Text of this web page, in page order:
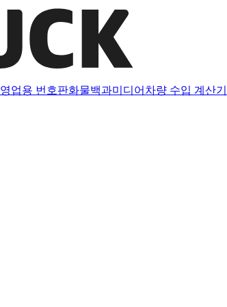
영업용 번호판화물백과미디어 차량 수입 계산기